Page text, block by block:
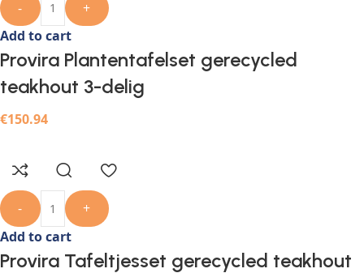
-
+
Add to cart
Provira Plantentafelset gerecycled
teakhout 3-delig
€150.94
-
+
Add to cart
Provira Tafeltjesset gerecycled teakhout